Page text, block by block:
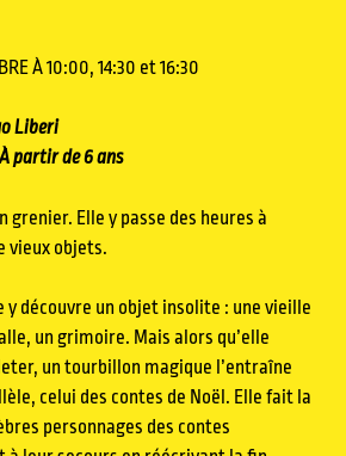
À 10:00, 14:30 et 16:30
Liberi
partir de 6 ans
grenier. Elle y passe des heures à
vieux objets.
y découvre un objet insolite : une vieille
un grimoire. Mais alors qu’elle
un tourbillon magique l’entraîne
celui des contes de Noël. Elle fait la
personnages des contes